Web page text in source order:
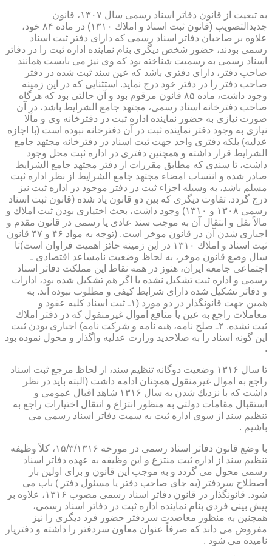
به تبعیت از قانون دفاتر اسناد رسمی سال ۱۳۰۷، قانون
جدیدالتصویب (قانون ثبت اسناد و املاك ۱۳۱۰) در ماده ۸۴ خود،
علاوه بر صاحبان دفاتر اسناد رسمی كه دارای دفتر ثبت اسناد
رسمی بودند، حضور شخص دیگری بنام نماینده اداره ثبت را در دفاتر
اسناد رسمی به رسمیت شناخته بود كه وی نیز می بایست همانند
صاحب دفتر، دارای دفتری باشد كه عین سند ثبت شده در دفتر
صاحب دفتر را در دفتر خود درج نماید. استثنایی كه در این زمینه
وجود داشت، ماده ۸۵ قانون مرقوم بود و آن حالتی بود كه هرگاه
صاحب دفترخانه اسناد رسمی، مجتهد جامع الشرایط باشد، در آن
صورت نیازی به حضور نماینده اداره ثبت در دفترخانه وی و مآلا
نیازی به وجود دفتر نماینده ثبت در آن دفترخانه نبوده است (با اجازه
عدلیه) بلكه دفتری واحد جهت ثبت اسناد در دفترخانه مجتهد جامع
الشرایط قرار داشته و همچنین دفتری در اداره ثبت محل وجود
داشت، تا سندی كه مطابق مقررات از دفتر مجتهد جامع الشرایط
صادر شده و انتساب امضاء مجتهد جامع الشرایط از نظر اداره ثبت
مسلم باشد، به وسیله اجزاء ثبت در دفتر موجود در اداره ثبت نیز
درج گردد. تفاوت دیگری كه بین دو قانون یاد شده (قانون ثبت اسناد
رسمی ۱۳۰۸ و ۱۳۱۰) وجود داشت، بحث اختیاری بودن ثبت املاك و
مالاً نقل و انتقال آن به موجب سند عادی یا رسمی در قانون مقدم و
اجباری شدن آن در قانون موخر است. (توجه به مواد ۴۶ و ۴۷ قانون
ثبت اسناد و املاك ۱۳۱۰ در این زمینه حائز اهمیت فراوان است)تا
سال وضع قانون موخر، به لحاظ وضعیت نامساعد اقتصادی ـ
اجتماعی جامعه ایران، هنوز در همه نقاط این مملكت دفاتر اسناد
رسمی و اداره ثبت تشكیل نشده یا اگر هم تشكیل شده بود، ادارات
و دفاتر تشكیل شده دارای شرایط كیفی و مطلوب نبوده اند. به
همین جهت قانونگذار در دو مورد (۱ـ ثبت اسناد كلیه عقود و
معاملات راجع به عین یا منافع اموال غیرمنقول كه در دفتر املاك
ثبت نشده. ۲ـ صلح نامه، هبه نامه و شركت نامه) اجباری بودن ثبت
این گونه اسناد را به صلاحدید وزارت عدلیه واگذار و محول نموده بود
.
تا سال ۱۳۱۶ وضعیت دوگانه تنظیم سند، از لحاظ مرجع ثبت اسناد
راجع به اموال غیرمنقول همچنان ادامه داشت (البته باید در نظر
داشت كه با نزدیك شدن به سال ۱۳۱۶ شاهد اقبال عمومی و
استقبال مقامات دولتی به منظور انتزاع و انتقال اختیارات راجع به
تنظیم سند از سوی اداره ثبت به سمت دفاتر اسناد رسمی می
باشیم .
با وضع قانون دفاتر اسناد رسمی در مورخه ۱۵/۳/۱۳۱۶، كلاً وظیفه
تنظیم سند از اداره ثبت منتزع و این وظیفه به عهده دفاتر اسناد
رسمی محول می گردد و به موجب این قانون و برای اولین بار
اصطلاح سردفتر (به جای صاحب دفتر یا مسئول دفتر ) باب می
شود. قانونگذار در قانون دفاتر اسناد رسمی مصوب ۱۳۱۶، علاوه بر
پیش بینی فردی بنام نماینده اداره ثبت در دفاتر اسناد رسمی،
همچنین به منظور معاضدت سردفتر حضور فرد دیگری را نیز
مفروض می داند كه صرفاً عنوان معاون سردفتر را داشته و دفتریار
نامیده می شود .